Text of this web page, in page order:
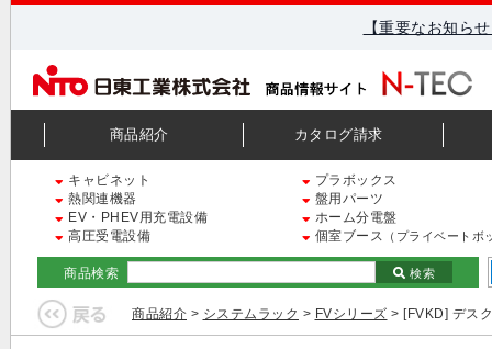
【重要なお知ら
商品紹介 カタログ請求
キャビネット
プラボックス
熱関連機器
盤用パーツ
EV・PHEV用充電設備
ホーム分電盤
高圧受電設備
個室ブース （プライベートボ
商品検索 検索
商品紹介 > システムラック > FVシリーズ > [FVKD] デス